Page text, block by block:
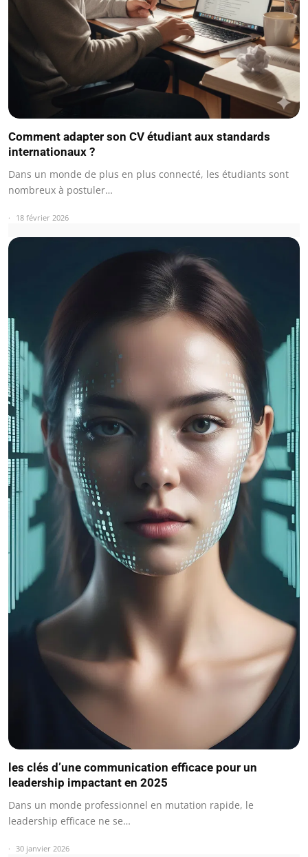
Comment adapter son CV étudiant aux standards
internationaux ?
Dans un monde de plus en plus connecté, les étudiants sont
nombreux à postuler…
18 février 2026
les clés d’une communication efficace pour un
leadership impactant en 2025
Dans un monde professionnel en mutation rapide, le
leadership efficace ne se…
30 janvier 2026